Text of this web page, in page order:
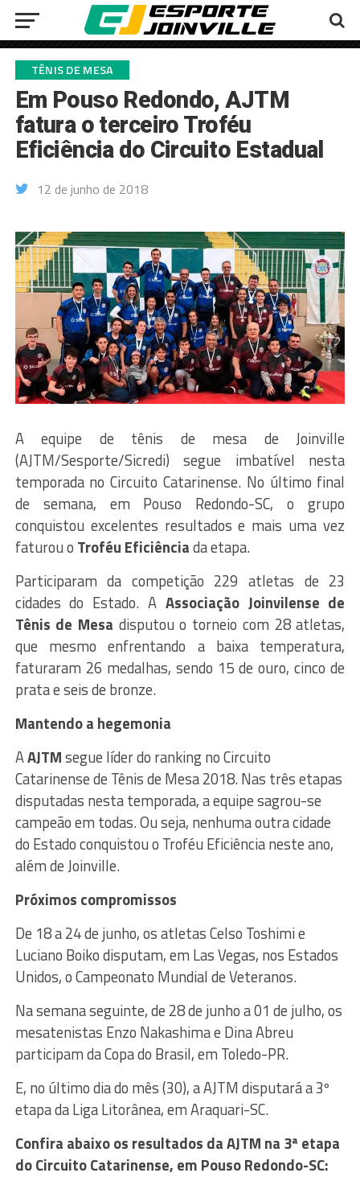
TÊNIS DE MESA
Em Pouso Redondo, AJTM
fatura o terceiro Troféu
Eficiência do Circuito Estadual
12 de junho de 2018
A equipe de tênis de mesa de Joinville
(AJTM/Sesporte/Sicredi) segue imbatível nesta
temporada no Circuito Catarinense. No último final
de semana, em Pouso Redondo-SC, o grupo
conquistou excelentes resultados e mais uma vez
faturou o Troféu Eficiênciada etapa.
Participaram da competição 229 atletas de 23
cidades do Estado. A Associação Joinvilense de
Tênis de Mesa disputou o torneio com 28 atletas,
que mesmo enfrentando a baixa temperatura,
faturaram 26 medalhas, sendo 15 de ouro, cinco de
prata e seis de bronze.
Mantendo a hegemonia
AAJTMsegue líder do ranking no Circuito
Catarinense de Tênis de Mesa 2018. Nas três etapas
disputadas nesta temporada, a equipe sagrou-se
campeão em todas. Ou seja, nenhuma outra cidade
do Estado conquistou o Troféu Eficiência neste ano,
além de Joinville.
Próximos compromissos
De 18 a 24 de junho, os atletas Celso Toshimi e
Luciano Boiko disputam, em Las Vegas, nos Estados
Unidos, o Campeonato Mundial de Veteranos.
Na semana seguinte, de 28 de junho a 01 de julho, os
mesatenistas Enzo Nakashima e Dina Abreu
participam da Copa do Brasil, em Toledo-PR.
E, no último dia do mês (30), a AJTM disputará a 3º
etapa da Liga Litorânea, em Araquari-SC.
Confira abaixo os resultados da AJTM na 3ª etapa
do Circuito Catarinense, em Pouso Redondo-SC: